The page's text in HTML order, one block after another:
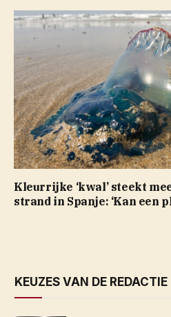
Kleurrijke ‘kwal’ steekt
strand in Spanje: ‘Kan een
KEUZES VAN DE REDACTIE